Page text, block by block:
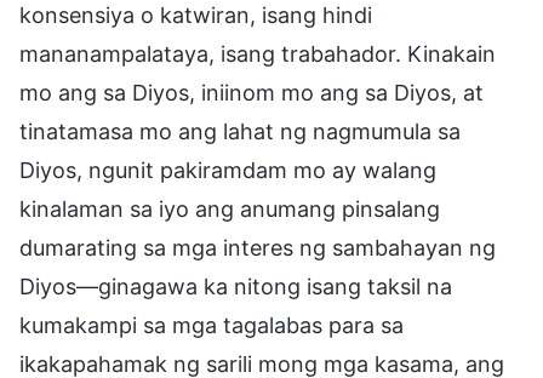
konsensiya o katwiran, isang hindi
mananampalataya, isang trabahador. Kinakain
mo ang sa Diyos, iniinom mo ang sa Diyos, at
tinatamasa mo ang lahat ng nagmumula sa
Diyos, ngunit pakiramdam mo ay walang
kinalaman sa iyo ang anumang pinsalang
dumarating sa mga interes ng sambahayan ng
Diyos—ginagawa ka nitong isang taksil na
kumakampi sa mga tagalabas para sa
ikakapahamak ng sarili mong mga kasama, ang